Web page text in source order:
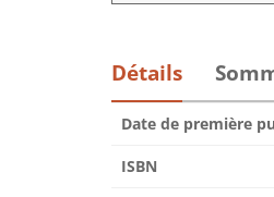
Détails
Date de première
ISBN